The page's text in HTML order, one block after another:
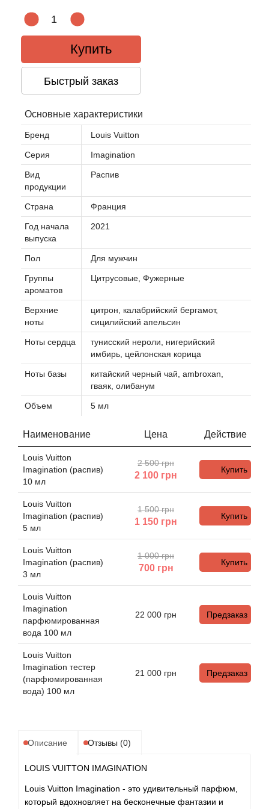
Купить
Быстрый заказ
Основные характеристики
Бренд Louis Vuitton
Серия Imagination
Вид
продукции
Распив
Страна Франция
Год начала
выпуска
2021
Пол Для мужчин
Группы
ароматов
Цитрусовые, Фужерные
Верхние
ноты
цитрон, калабрийский бергамот,
сицилийский апельсин
Ноты сердца
тунисский нероли, нигерийский
имбирь, цейлонская корица
Ноты базы
китайский черный чай, ambroxan,
гваяк, олибанум
Объем 5 мл
Наименование Цена Действие
Louis Vuitton
Imagination (распив)
10 мл
2 500 грн
2 100 грн
Купить
Louis Vuitton
Imagination (распив)
5 мл
1 500 грн
1 150 грн
Купить
Louis Vuitton
Imagination (распив)
3 мл
1 000 грн
700 грн
Купить
Louis Vuitton
Imagination
парфюмированная
вода 100 мл
22 000 грн Предзаказ
Louis Vuitton
Imagination тестер
(парфюмированная
вода) 100 мл
21 000 грн Предзаказ
Описание Отзывы (0)
LOUIS VUITTON IMAGINATION
Louis Vuitton Imagination - это удивительный парфюм,
который вдохновляет на бесконечные фантазии и
Acqua di Parma
Acqua di Sardegna
Adidas
Aedes de Venustas
Aerin Lauder
Affinessence
Afnan
Agatha Ruiz de la Prada
Agent Provocateur
Agonist
Aigner
Aj Arabia (Widian)
Al Jazeera
Alaia Paris
Alexander McQueen
Alexandre Barthet
Alexandre J
Alfred Dunhill
Alyson Oldoini
Alyssa Ashley
American Crew